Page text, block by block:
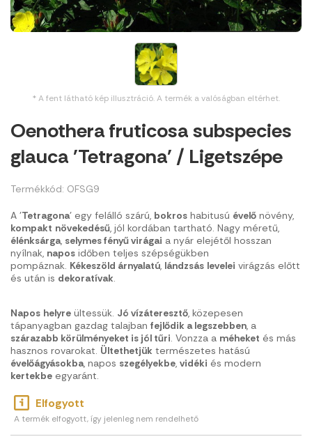
* A fent látható kép illusztráció. A termék a valóságban eltérhet.
Oenothera fruticosa subspecies
glauca 'Tetragona' / Ligetszépe
Termékkód: OFSG9
A 'Tetragona' egy felálló szárú, bokros habitusú évelő növény,
kompakt növekedésű, jól kordában tartható. Nagy méretű,
élénksárga, selymes fényű virágai a nyár elejétől hosszan
nyílnak, napos időben teljes szépségükben
pompáznak. Kékeszöld árnyalatú, lándzsás levelei virágzás előtt
és után is dekoratívak.
Napos helyre ültessük. Jó vízáteresztő, közepesen
tápanyagban gazdag talajban fejlődik a legszebben, a
szárazabb körülményeket is jól tűri. Vonzza a méheket és más
hasznos rovarokat. Ültethetjük természetes hatású
évelőágyásokba, napos szegélyekbe, vidéki és modern
kertekbe egyaránt.
Elfogyott
A termék elfogyott, így jelenleg nem rendelhető